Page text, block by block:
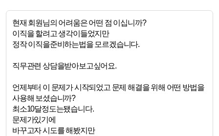
현재 회원님의 어려움은 어떤 점 이십니까?
이직을 할려고 생각이들었지만
정작 이직을준비하는법을 모르겠습니다.
직무관련 상담을받아보고싶어요.
언제부터 이 문제가 시작되었고 문제 해결을 위해 어떤 방법을
사용해 보셨습니까?
최소10달정도는됐습니다.
문제가있기에
바꾸고자 시도를 해봤지만